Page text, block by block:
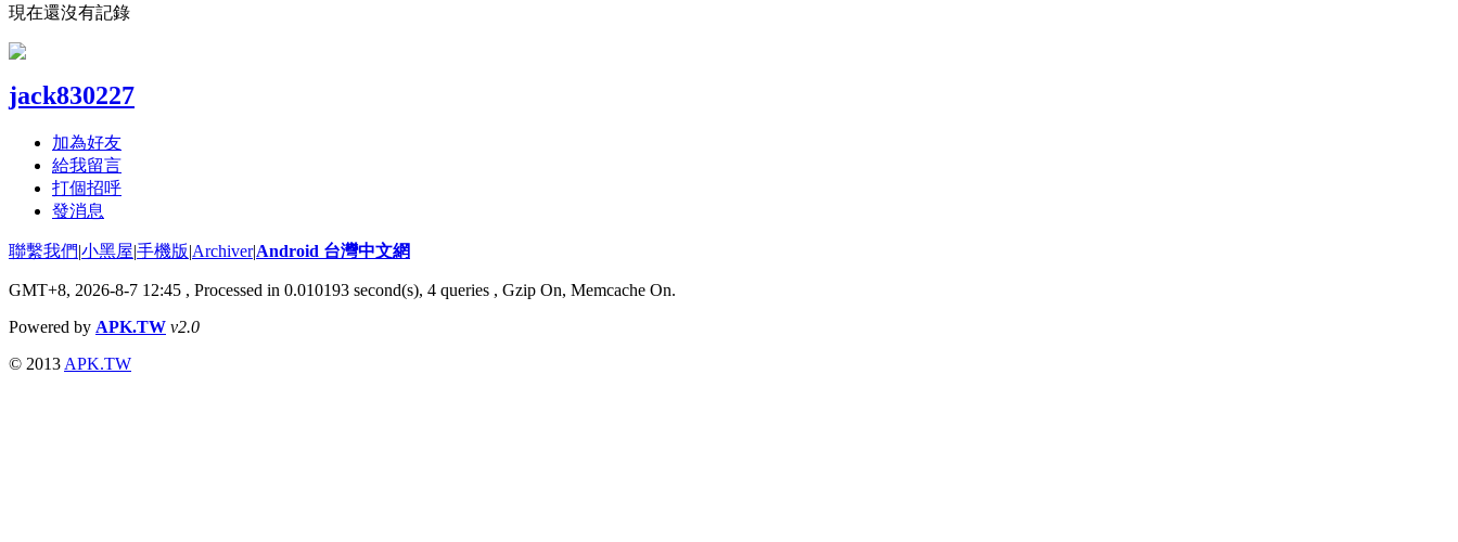
現在還沒有記錄
jack830227
加為好友
給我留言
打個招呼
發消息
聯繫我們|小黑屋|手機版|Archiver|Android 台灣中文網
GMT+8, 2026-8-7 12:45 , Processed in 0.010193 second(s), 4 queries , Gzip On, Memcache On.
Powered by APK.TW v2.0
© 2013 APK.TW